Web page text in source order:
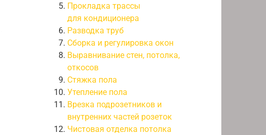
Прокладка трассы
для кондиционера
Разводка труб
Сборка и регулировка окон
Выравнивание стен, потолка,
откосов
Стяжка пола
Утепление пола
Врезка подрозетников и
внутренних частей розеток
Чистовая отделка потолка